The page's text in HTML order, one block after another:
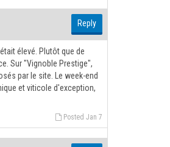
Reply
élevé. Plutôt que de
Sur "Vignoble Prestige",
par le site. Le week-end
et viticole d'exception,
Posted Jan 7